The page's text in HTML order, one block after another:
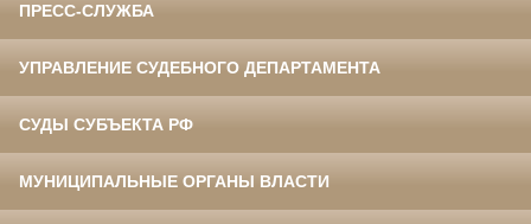
ПРЕСС-СЛУЖБА
УПРАВЛЕНИЕ СУДЕБНОГО ДЕПАРТАМЕНТА
СУДЫ СУБЪЕКТА РФ
МУНИЦИПАЛЬНЫЕ ОРГАНЫ ВЛАСТИ